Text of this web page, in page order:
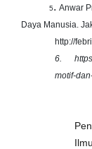
5.Anwar
Daya Manusia.
http://
6.
motif-